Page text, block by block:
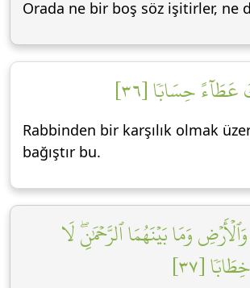
Orada ne bir boş söz işitirler, ne
حِسَابٗا [٣٦]
Rabbinden bir karşılık olmak
bağıştır bu.
وَمَا بَيۡنَهُمَا ٱلرَّحۡمَٰنِۖ لَا
[٣٧]